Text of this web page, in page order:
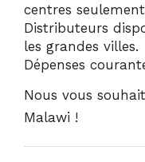
centres
Distributeurs
les grandes villes.
Dépenses
Nous vous
Malawi !